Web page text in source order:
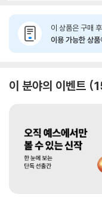
이 상품은 구매
이용 가능한 상품
이 분야의 이벤트